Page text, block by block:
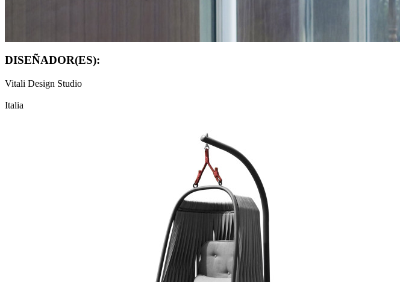
DISEÑADOR(ES):
Vitali Design Studio
Italia